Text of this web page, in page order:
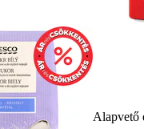
Alapvető